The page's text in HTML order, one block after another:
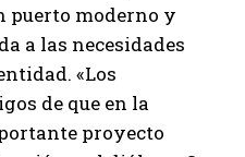
puerto moderno y
a las necesidades
«Los
de que en la
proyecto